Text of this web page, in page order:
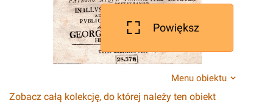
Powiększ
Menu obiektu
Zobacz całą kolekcję, do której należy ten obiekt